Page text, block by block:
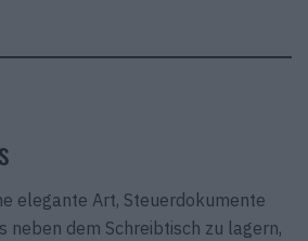
elegante Art, Steuerdokumente
neben dem Schreibtisch zu lagern,